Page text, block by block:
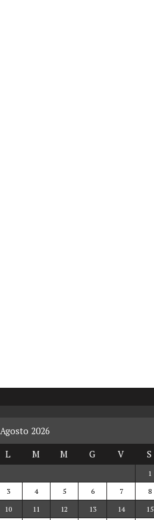
Agosto 2026
L
M M G V S
1
3
4 5 6 7 8
10
11 12 13 14 15